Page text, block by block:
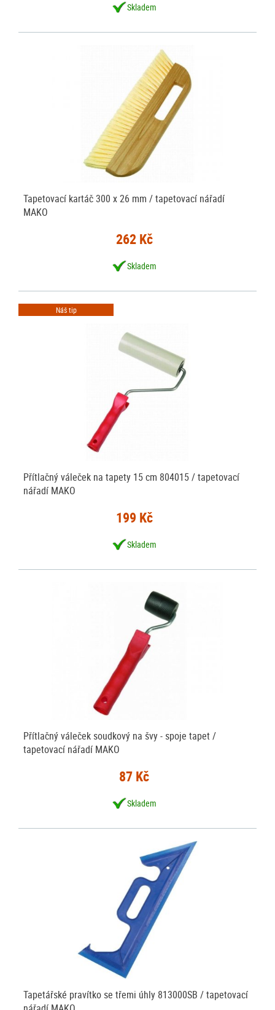
Skladem
Tapetovací kartáč 300 x 26 mm / tapetovací nářadí
MAKO
262 Kč
Skladem
Náš tip
Přítlačný váleček na tapety 15 cm 804015 / tapetovací
nářadí MAKO
199 Kč
Skladem
Přítlačný váleček soudkový na švy - spoje tapet /
tapetovací nářadí MAKO
87 Kč
Skladem
Tapetářské pravítko se třemi úhly 813000SB / tapetovací